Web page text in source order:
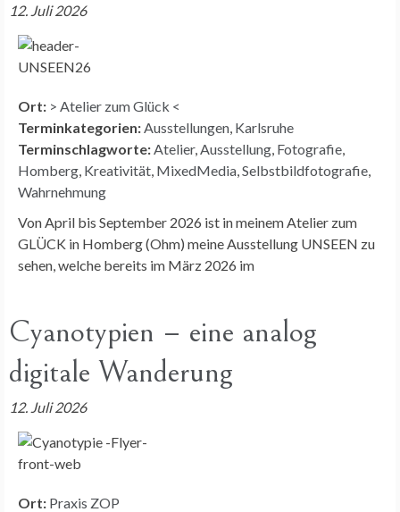
12. Juli 2026
Ort: > Atelier zum Glück <
Terminkategorien:Ausstellungen, Karlsruhe
Terminschlagworte:Atelier,Ausstellung, Fotografie,
Homberg, Kreativität, MixedMedia,Selbstbildfotografie,
Wahrnehmung
Von April bis September 2026 ist in meinem Atelier zum
GLÜCK in Homberg (Ohm) meine Ausstellung UNSEEN zu
sehen, welche bereits im März 2026 im
Cyanotypien – eine analog
digitale Wanderung
12. Juli 2026
Ort: Praxis ZOP